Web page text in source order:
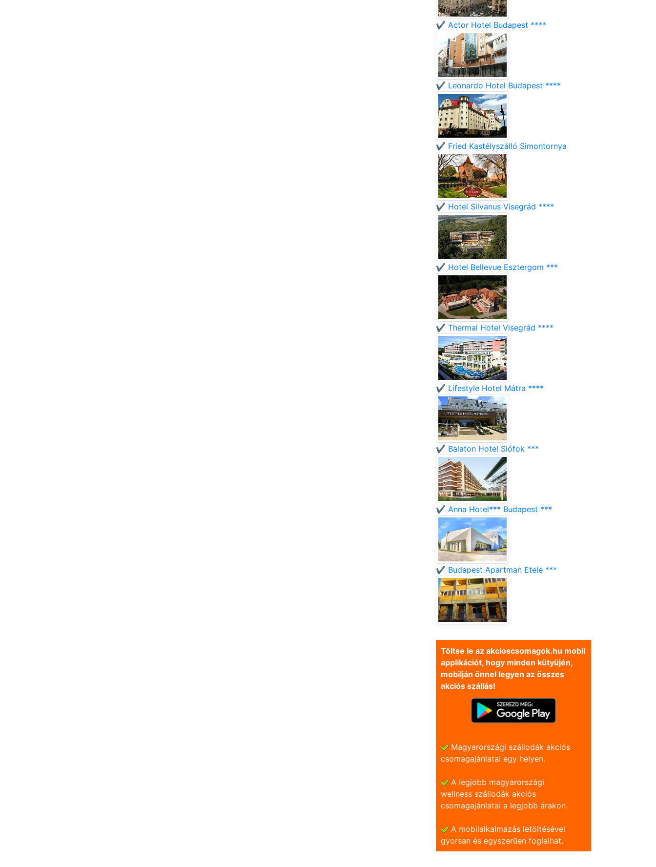
✔️ Actor Hotel Budapest ****
✔️ Leonardo Hotel Budapest ****
✔️ Fried Kastélyszálló Simontornya
✔️ Hotel Silvanus Visegrád ****
✔️ Hotel Bellevue Esztergom ***
✔️ Thermal Hotel Visegrád ****
✔️ Lifestyle Hotel Mátra ****
✔️ Balaton Hotel Siófok ***
✔️ Anna Hotel*** Budapest ***
✔️ Budapest Apartman Etele ***
Töltse le az akcioscsomagok.hu mobil
applikációt, hogy minden kütyüjén,
mobilján önnel legyen az összes
akciós szállás!
Magyarországi szállodák akciós
csomagajánlatai egy helyen.
A legjobb magyarországi
wellness szállodák akciós
csomagajánlatai a legjobb árakon.
A mobilalkalmazás letöltésével
gyorsan és egyszerũen foglalhat.